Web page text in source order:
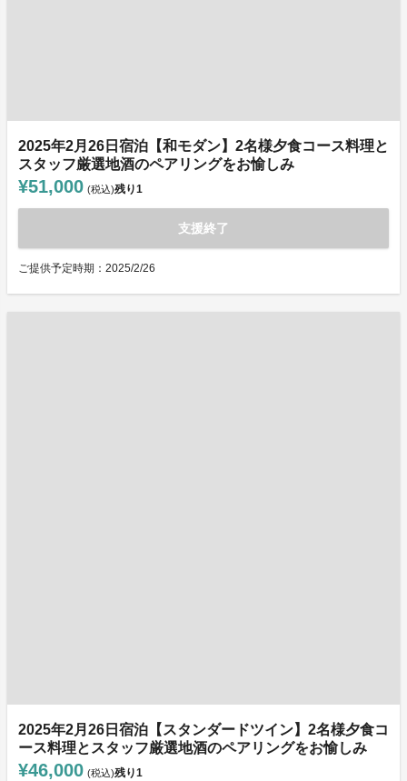
2025年2月26日宿泊【和モダン】2名様夕食コース料理と
スタッフ厳選地酒のペアリングをお愉しみ
¥51,000 (税込)残り1
支援終了
ご提供予定時期：2025/2/26
2025年2月26日宿泊【スタンダードツイン】2名様夕食コ
ース料理とスタッフ厳選地酒のペアリングをお愉しみ
¥46,000 (税込)残り1